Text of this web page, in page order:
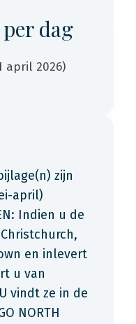
per dag
april 2026)
zijn
april)
Indien u de
en inlevert
u van
vindt ze in de
NORTH